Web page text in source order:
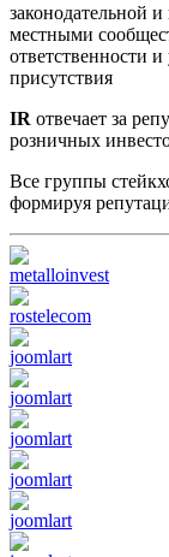
законодательной
местными
ответственности
присутствия
IR отвечает за
розничных
Все группы
формируя